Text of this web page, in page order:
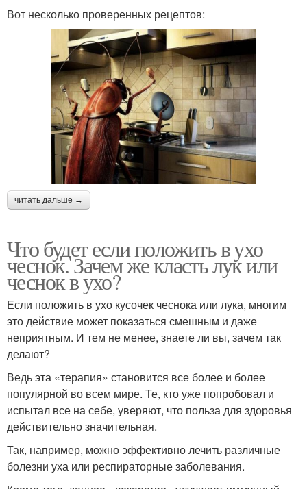
Вот несколько проверенных рецептов:
читать дальше →
Что будет если положить в ухо
чеснок. Зачем же класть лук или
чеснок в ухо?
Если положить в ухо кусочек чеснока или лука, многим
это действие может показаться смешным и даже
неприятным. И тем не менее, знаете ли вы, зачем так
делают?
Ведь эта «терапия» становится все более и более
популярной во всем мире. Те, кто уже попробовал и
испытал все на себе, уверяют, что польза для здоровья
действительно значительная.
Так, например, можно эффективно лечить различные
болезни уха или респираторные заболевания.